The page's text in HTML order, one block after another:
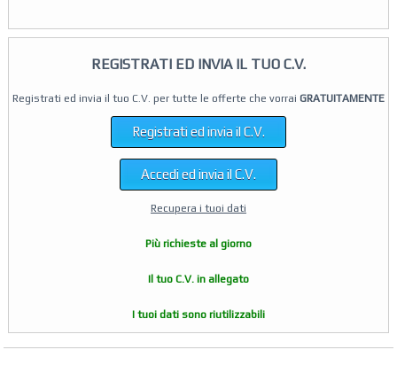
REGISTRATI ED INVIA IL TUO C.V.
Registrati ed invia il tuo C.V. per tutte le offerte che vorrai GRATUITAMENTE
Registrati ed invia il C.V.
Accedi ed invia il C.V.
Recupera i tuoi dati
Più richieste al giorno
Il tuo C.V. in allegato
I tuoi dati sono riutilizzabili